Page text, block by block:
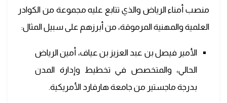
منصب أمناء الرياض والذي تتابع عليه مجموعة من الكوادر
العلمية والمهنية المرموقة، من أبرزهم على سبيل المثال:
الأمير فيصل بن عبد العزيز بن عياف، أمين الرياض
الحالي، والمتخصص في تخطيط وإدارة المدن
بدرجة ماجستير من جامعة هارفارد الأمريكية.